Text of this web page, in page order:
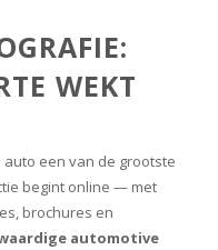
WEKT
een van de grootste
begint online — met
brochures en
automotive